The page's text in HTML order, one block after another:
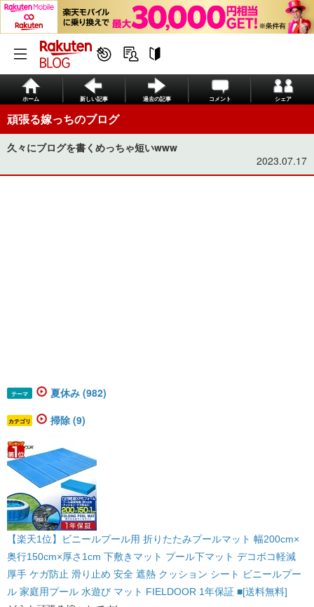
ホーム 新しい記事 過去の記事 コメント シェア
頑張る嫁っちのブログ
久々にブログを書くめっちゃ短いwww
2023.07.17
テーマ 夏休み (982)
カテゴリ 掃除 (9)
【楽天1位】ビニールプール用 折りたたみプールマット 幅200cm×
奥行150cm×厚さ1cm 下敷きマット プール下マット デコボコ軽減
厚手 ケガ防止 滑り止め 安全 遮熱 クッション シート ビニールプー
ル 家庭用プール 水遊び マット FIELDOOR 1年保証 ■[送料無料]